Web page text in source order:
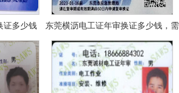
证多少钱
东莞横沥电工证年审换证多少钱，需
要什么资料